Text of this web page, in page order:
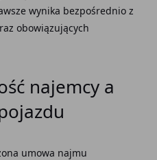
wynika bezpośrednio z
obowiązujących
najemcya
umowa najmu